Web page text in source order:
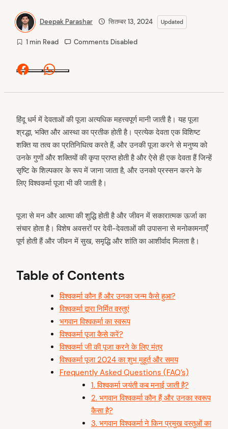
Deepak Parashar सितम्बर 13, 2024 Updated
1 min Read Comments Disabled
Facebook
हिंदू धर्म में देवताओं की पूजा अत्यधिक महत्त्वपूर्ण मानी जाती है। यह पूजा
श्रद्धा, भक्ति और आस्था का प्रतीक होती है। प्रत्येक देवता एक विशिष्ट
शक्ति या तत्व का प्रतिनिधित्व करते हैं, और उनकी पूजा करने से मनुष्य को
उनके गुणों और शक्तियों की कृपा प्राप्त होती है और ऐसे ही एक देवता हैं जिन्हें
सृष्टि के शिल्पकार के रूप में जाना जाता है, और उनको प्रस्सन करने के
लिए विश्वकर्मा पूजा भी की जाती है।
पूजा से मन और आत्मा की शुद्धि होती है और जीवन में सकारात्मक ऊर्जा का
संचार होता है। विशेष अवसरों पर देवी-देवताओं की उपासना से मनोकामनाएँ
पूर्ण होती हैं और जीवन में सुख, समृद्धि और शांति का आशीर्वाद मिलता है।
Table of Contents
विश्वकर्मा कौन हैं और उनका जन्म कैसे हुआ?
विश्वकर्मा द्वारा निर्मित वस्तुएं
भगवान विश्वकर्मा का स्वरूप
विश्वकर्मा पूजा कैसे करें?
विश्वकर्मा जी की पूजा करने के लिए मंत्र
विश्वकर्मा पूजा 2024 का शुभ मुहूर्त और समय
Frequently Asked Questions (FAQ’s)
1. विश्वकर्मा जयंती कब मनाई जाती है?
2. भगवान विश्वकर्मा कौन हैं और उनका स्वरूप
कैसा है?
3. भगवान विश्वकर्मा ने किन प्रमुख वस्तुओं का